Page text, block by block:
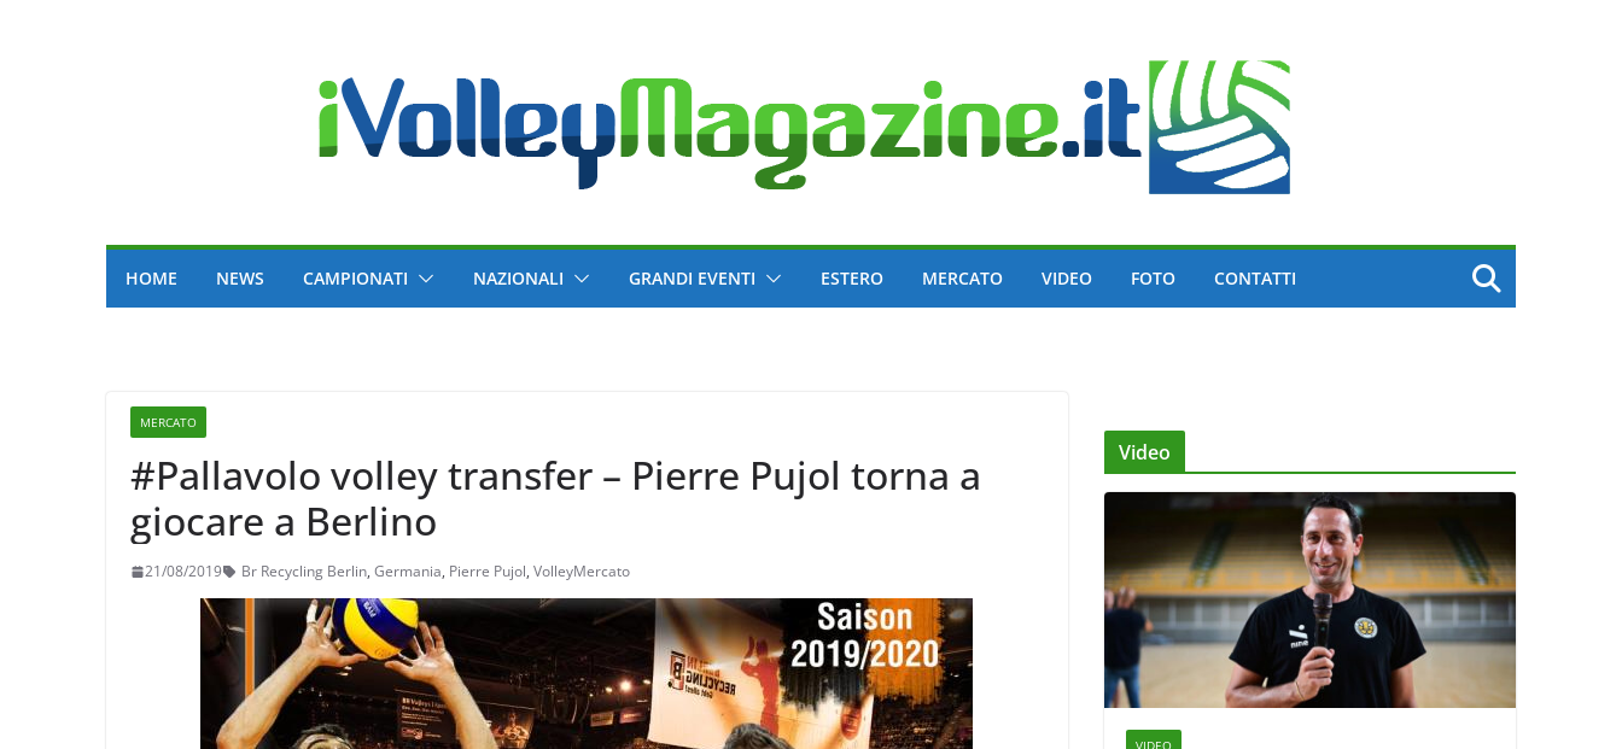
HOME NEWS CAMPIONATI NAZIONALI GRANDI EVENTI ESTERO MERCATO VIDEO FOTO CONTATTI
MERCATO
#Pallavolo volley transfer – Pierre Pujol torna a
giocare a Berlino
21/08/2019 Br Recycling Berlin, Germania, Pierre Pujol, VolleyMercato
Video